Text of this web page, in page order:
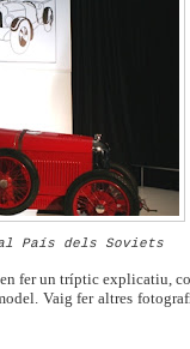
País dels Soviets
fer un tríptic explicatiu,
Vaig fer altres